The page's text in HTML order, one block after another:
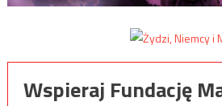
Wspieraj Fundację